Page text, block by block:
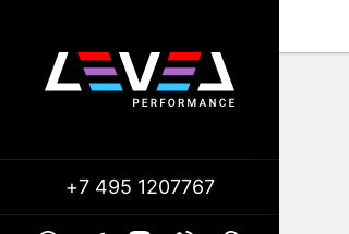
+7 495 1207767